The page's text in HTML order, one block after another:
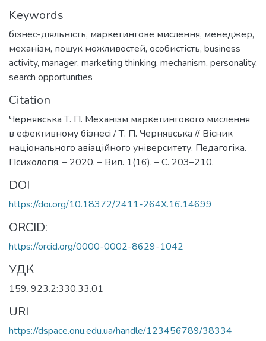
Keywords
бізнес-діяльність, маркетингове мислення, менеджер,
механізм, пошук можливостей, особистість, business
activity, manager, marketing thinking, mechanism, personality,
search opportunities
Citation
Чернявська Т. П. Механізм маркетингового мислення
в ефективному бізнесі / Т. П. Чернявська // Вісник
національного авіаційного університету. Педагогіка.
Психологія. – 2020. – Вип. 1(16). – С. 203–210.
DOI
https://doi.org/10.18372/2411-264X.16.14699
ORCID:
https://orcid.org/0000-0002-8629-1042
УДК
159. 923.2:330.33.01
URI
https://dspace.onu.edu.ua/handle/123456789/38334